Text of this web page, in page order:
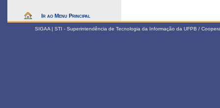
Ir ao Menu Principal
SIGAA | STI - Superintendência de Tecnologia da Informação da UFPB /